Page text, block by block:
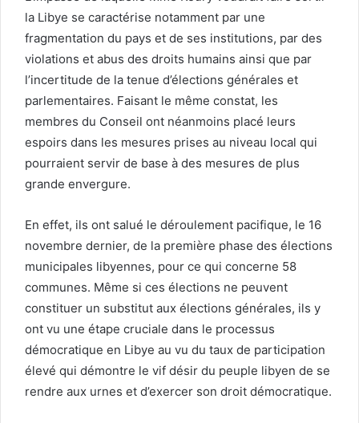
la Libye se caractérise notamment par une
fragmentation du pays et de ses institutions, par des
violations et abus des droits humains ainsi que par
l’incertitude de la tenue d’élections générales et
parlementaires. Faisant le même constat, les
membres du Conseil ont néanmoins placé leurs
espoirs dans les mesures prises au niveau local qui
pourraient servir de base à des mesures de plus
grande envergure.
En effet, ils ont salué le déroulement pacifique, le 16
novembre dernier, de la première phase des élections
municipales libyennes, pour ce qui concerne 58
communes. Même si ces élections ne peuvent
constituer un substitut aux élections générales, ils y
ont vu une étape cruciale dans le processus
démocratique en Libye au vu du taux de participation
élevé qui démontre le vif désir du peuple libyen de se
rendre aux urnes et d’exercer son droit démocratique.